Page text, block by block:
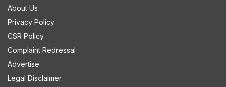
About Us
Privacy Policy
CSR Policy
Complaint Redressal
Advertise
Legal Disclaimer